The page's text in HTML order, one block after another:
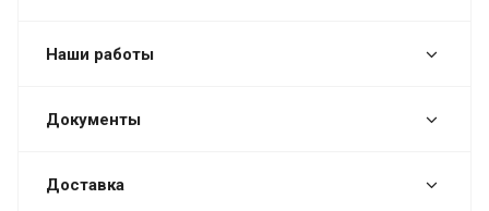
Наши работы
Документы
Доставка